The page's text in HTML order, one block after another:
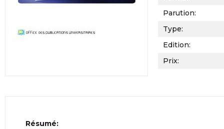
Parution:
Type:
Edition:
Prix:
Résumé: